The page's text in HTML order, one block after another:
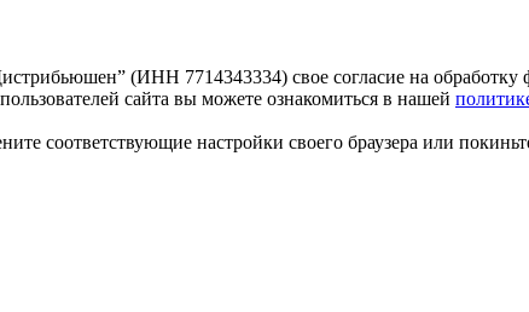
(ИНН 7714343334) свое согласие на обработку
сайта вы можете ознакомиться в нашей
соответствующие настройки своего браузера или